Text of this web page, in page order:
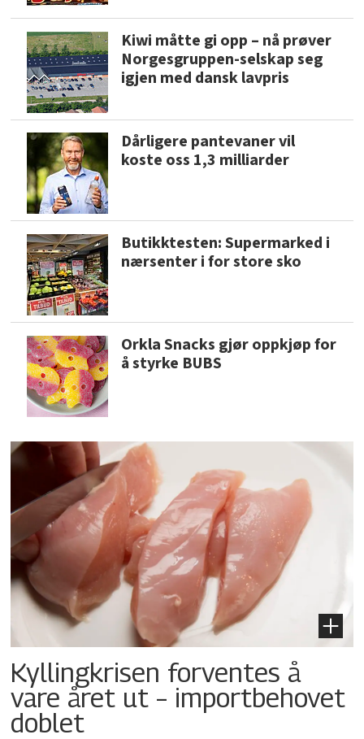
Kiwi måtte gi opp – nå prøver
Norgesgruppen-selskap seg
igjen med dansk lavpris
Dårligere pantevaner vil
koste oss 1,3 milliarder
Butikktesten: Supermarked i
nærsenter i for store sko
Orkla Snacks gjør oppkjøp for
å styrke BUBS
Kyllingkrisen forventes å
vare året ut – importbehovet
doblet